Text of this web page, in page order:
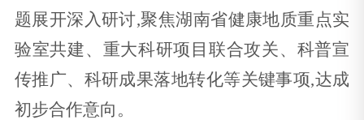
题展开深入研讨,聚焦湖南省健康地质重点实
验室共建、重大科研项目联合攻关、科普宣
传推广、科研成果落地转化等关键事项,达成
初步合作意向。